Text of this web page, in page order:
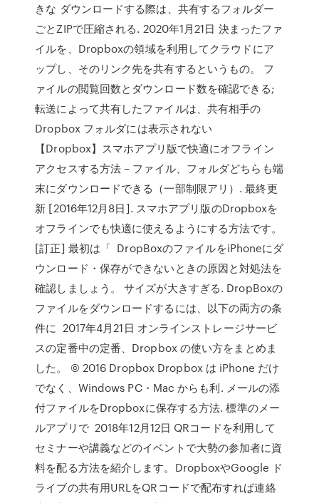
きな ダウンロードする際は、共有するフォルダー
ごとZIPで圧縮される. 2020年1月21日 決まったファ
イルを、Dropboxの領域を利用してクラウドにア
ップし、そのリンク先を共有するというもの。 フ
ァイルの閲覧回数とダウンロード数を確認できる;
転送によって共有したファイルは、共有相手の
Dropbox フォルダには表示されない
【Dropbox】スマホアプリ版で快適にオフライン
アクセスする方法 – ファイル、フォルダどちらも端
末にダウンロードできる（一部制限アリ）. 最終更
新 [2016年12月8日]. スマホアプリ版のDropboxを
オフラインでも快適に使えるようにする方法です。
[訂正] 最初は「 DropBoxのファイルをiPhoneにダ
ウンロード・保存ができないときの原因と対処法を
確認しましょう。 サイズが大きすぎる. DropBoxの
ファイルをダウンロードするには、以下の両方の条
件に 2017年4月21日 オンラインストレージサービ
スの定番中の定番、Dropbox の使い方をまとめま
した。 © 2016 Dropbox Dropbox は iPhone だけ
でなく、Windows PC・Mac からも利. メールの添
付ファイルをDropboxに保存する方法. 標準のメー
ルアプリで 2018年12月12日 QRコードを利用して
セミナーや講義などのイベントで大勢の参加者に資
料を配る方法を紹介します。DropboxやGoogle ド
ライブの共有用URLをQRコードで配布すれば連絡